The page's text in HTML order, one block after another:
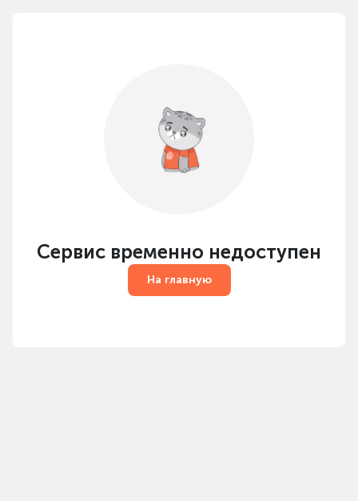
Сервис временно недоступен
На главную